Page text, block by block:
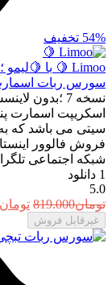
54% تخفیف
Limoo 🍋
با
سورس ربات اسمارت
نسخه 7
اسکریپت اسمارت
سیتی می باشد که
فروش فالوور
شبکه اجتماعی
1 دانلود
5.0
تومان819.000 قیمت
تومان
غیرقابل فروش